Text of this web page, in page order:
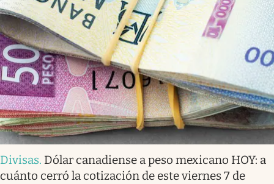
Divisas. Dólar canadiense a peso mexicano HOY: a
cuánto cerró la cotización de este viernes 7 de